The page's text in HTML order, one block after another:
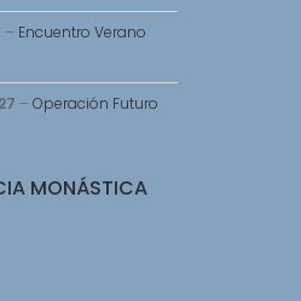
– Encuentro Verano
– Operación Futuro
MONÁSTICA